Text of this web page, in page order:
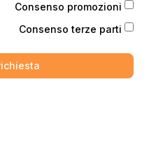
Consenso promozioni
Consenso terze parti